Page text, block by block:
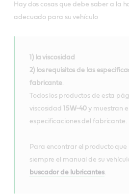
Hay dos cosas que debe saber a la
adecuado para su vehículo
1) la viscosidad
2) los requisitos de las
fabricante
Todos los productos de esta
viscosidad 15W-40 y muestran
especificaciones del fabricante.
Para encontrar el producto que
siempre el manual de su
buscador de lubricantes.